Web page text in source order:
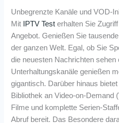
Unbegrenzte Kanäle und VOD-
Mit IPTV Test erhalten Sie
Angebot. Genießen Sie
der ganzen Welt. Egal, ob Sie
die neuesten Nachrichten sehen
Unterhaltungskanäle genießen
gigantisch. Darüber hinaus bietet
Bibliothek an Video-on-Demand
Filme und komplette Serien-
Abruf bereit. Das Besondere